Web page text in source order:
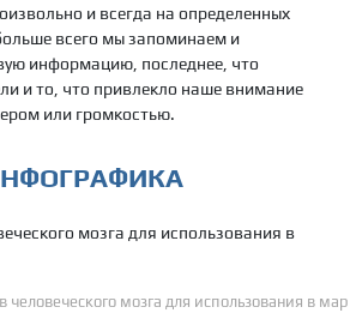
и всегда на определенных
всего мы запоминаем и
информацию, последнее, что
и то, что привлекло наше внимание
или громкостью.
человеческого мозга для использования в